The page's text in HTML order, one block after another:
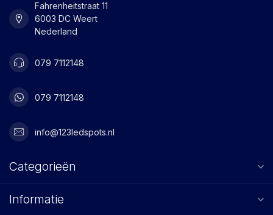
Fahrenheitstraat 11
6003 DC Weert
Nederland
079 7112148
079 7112148
info@123ledspots.nl
Categorieën
Informatie